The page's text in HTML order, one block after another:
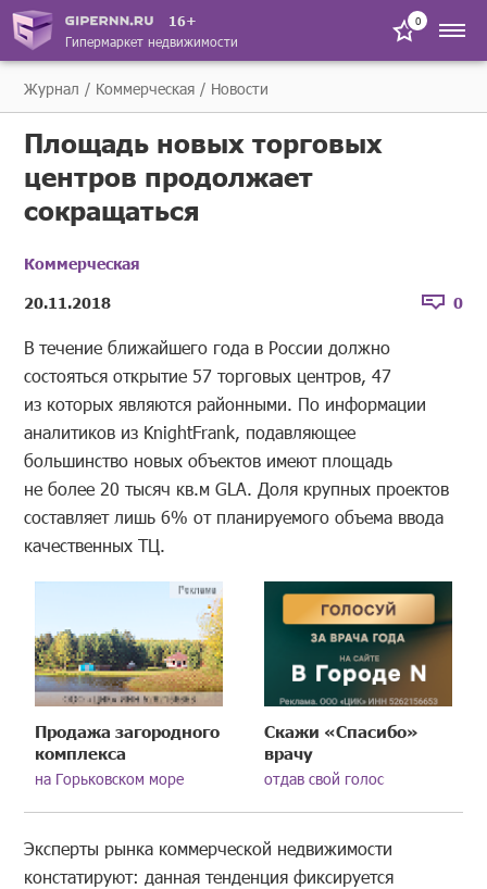
16+
Гипермаркет недвижимости
0
Журнал Коммерческая Новости
Площадь новых торговых
центров продолжает
сокращаться
Коммерческая
20.11.2018
0
В течение ближайшего года в России должно
состояться открытие 57 торговых центров, 47
из которых являются районными. По информации
аналитиков из KnightFrank, подавляющее
большинство новых объектов имеют площадь
не более 20 тысяч кв.м GLA. Доля крупных проектов
составляет лишь 6% от планируемого объема ввода
качественных ТЦ.
Продажа загородного
комплекса
на Горьковском море
Скажи «Спасибо»
врачу
отдав свой голос
Эксперты рынка коммерческой недвижимости
констатируют: данная тенденция фиксируется